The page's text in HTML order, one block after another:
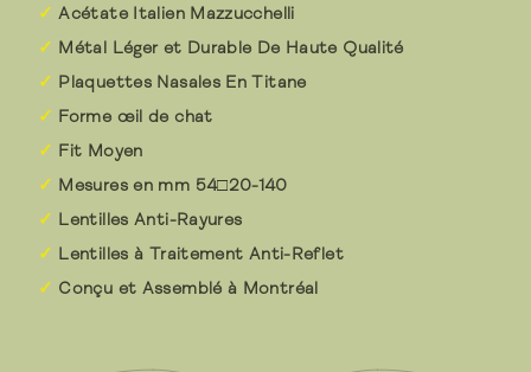
Acétate Italien Mazzucchelli
Métal Léger et Durable De Haute Qualité
Plaquettes Nasales En Titane
Forme œil de chat
Fit Moyen
Mesures en mm 54□20-140
Lentilles Anti-Rayures
Lentilles à Traitement Anti-Reflet
Conçu et Assemblé à Montréal